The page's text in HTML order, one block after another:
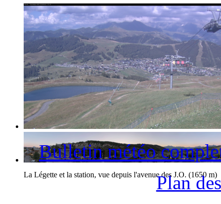
La station des Saisies et le Mont-Blanc
La Légette et la station, vue depuis l'avenue des J.O. (1650 m)
Bulletin météo
Plan